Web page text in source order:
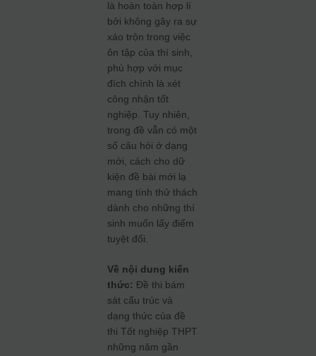
là hoàn toàn hợp lí
bởi không gây ra sự
xáo trộn trong việc
ôn tập của thí sinh,
phù hợp với mục
đích chính là xét
công nhận tốt
nghiệp. Tuy nhiên,
trong đề vẫn có một
số câu hỏi ở dạng
mới, cách cho dữ
kiện đề bài mới lạ
mang tính thử thách
dành cho những thí
sinh muốn lấy điểm
tuyệt đối.
Về nội dung kiến
thức: Đề thi bám
sát cấu trúc và
dạng thức của đề
thi Tốt nghiệp THPT
những năm gần